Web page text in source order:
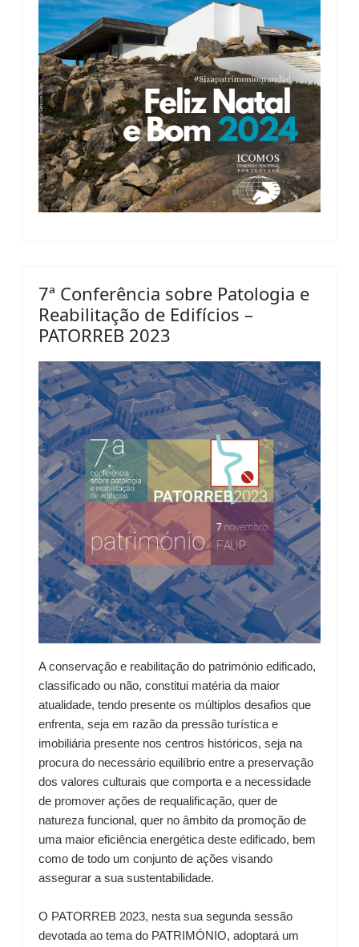
7ª Conferência sobre Patologia e
Reabilitação de Edifícios –
PATORREB 2023
A conservação e reabilitação do património edificado,
classificado ou não, constitui matéria da maior
atualidade, tendo presente os múltiplos desafios que
enfrenta, seja em razão da pressão turística e
imobiliária presente nos centros históricos, seja na
procura do necessário equilíbrio entre a preservação
dos valores culturais que comporta e a necessidade
de promover ações de requalificação, quer de
natureza funcional, quer no âmbito da promoção de
uma maior eficiência energética deste edificado, bem
como de todo um conjunto de ações visando
assegurar a sua sustentabilidade.
O PATORREB 2023, nesta sua segunda sessão
devotada ao tema do PATRIMÓNIO, adoptará um